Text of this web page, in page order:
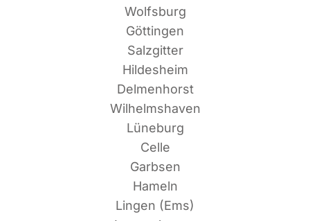
Wolfsburg
Göttingen
Salzgitter
Hildesheim
Delmenhorst
Wilhelmshaven
Lüneburg
Celle
Garbsen
Hameln
Lin­gen (Ems)